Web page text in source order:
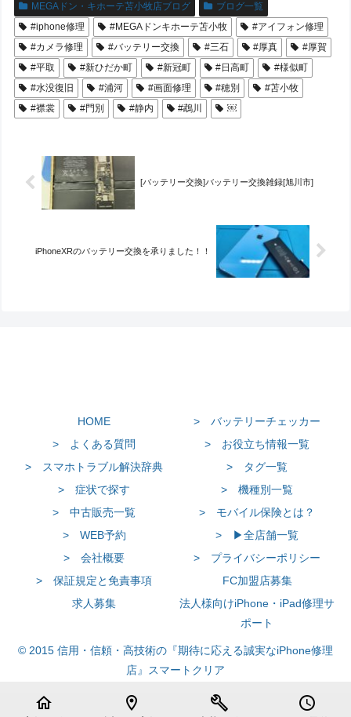
MEGAドン・キホーテ苫小牧店ブログ
ブログ一覧
#iphone修理
#MEGAドンキホーテ苫小牧
#アイフォン修理
#カメラ修理
#バッテリー交換 #三石 #厚真
#厚賀
#平取
#新ひだか町 #新冠町 #日高町
#様似町
#水没復旧
#浦河 #画面修理 #穂別
#苫小牧
#襟裳
#門別 #静内 #鵡川 ￼
[バッテリー交換]バッテリー交換雑録[旭川市]
iPhoneXRのバッテリー交換を承りました！！
HOME
> バッテリーチェッカー
> よくある質問
> お役立ち情報一覧
> スマホトラブル解決辞典
> タグ一覧
> 症状で探す
> 機種別一覧
> 中古販売一覧
> モバイル保険とは？
> WEB予約
> ▶全店舗一覧
> 会社概要
> プライバシーポリシー
> 保証規定と免責事項
FC加盟店募集
求人募集
法人様向けiPhone・iPad修理サ
ポート
© 2015 信用・信頼・高技術の『期待に応える誠実なiPhone修理
店』スマートクリア
home location_on build schedule